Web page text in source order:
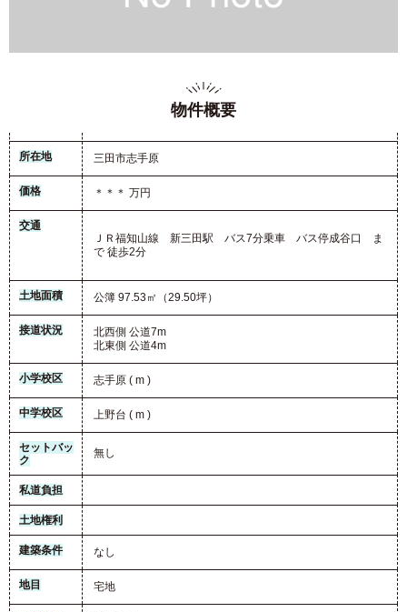
物件概要
所在地 三田市志手原
価格 ＊＊＊ 万円
交通
ＪＲ福知山線 新三田駅 バス7分乗車 バス停成谷口 ま
で 徒歩2分
土地面積 公簿 97.53㎡（29.50坪）
接道状況
北西側 公道7m
北東側 公道4m
小学校区 志手原 ( m )
中学校区 上野台 ( m )
セットバッ
ク
無し
私道負担
土地権利
建築条件 なし
地目 宅地